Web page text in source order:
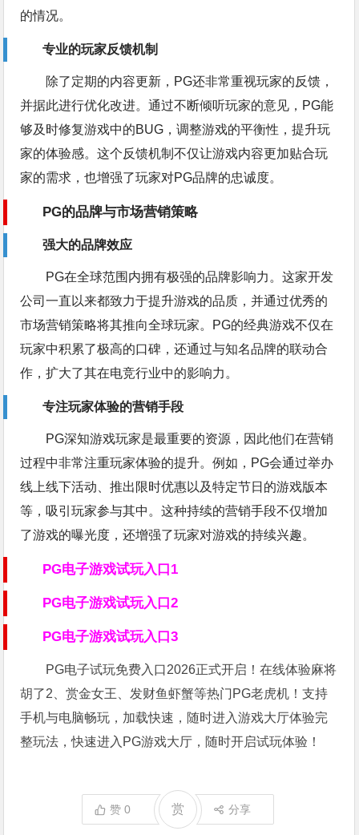
的情况。
专业的玩家反馈机制
除了定期的内容更新，PG还非常重视玩家的反馈，
并据此进行优化改进。通过不断倾听玩家的意见，PG能
够及时修复游戏中的BUG，调整游戏的平衡性，提升玩
家的体验感。这个反馈机制不仅让游戏内容更加贴合玩
家的需求，也增强了玩家对PG品牌的忠诚度。
PG的品牌与市场营销策略
强大的品牌效应
PG在全球范围内拥有极强的品牌影响力。这家开发
公司一直以来都致力于提升游戏的品质，并通过优秀的
市场营销策略将其推向全球玩家。PG的经典游戏不仅在
玩家中积累了极高的口碑，还通过与知名品牌的联动合
作，扩大了其在电竞行业中的影响力。
专注玩家体验的营销手段
PG深知游戏玩家是最重要的资源，因此他们在营销
过程中非常注重玩家体验的提升。例如，PG会通过举办
线上线下活动、推出限时优惠以及特定节日的游戏版本
等，吸引玩家参与其中。这种持续的营销手段不仅增加
了游戏的曝光度，还增强了玩家对游戏的持续兴趣。
PG电子游戏试玩入口1
PG电子游戏试玩入口2
PG电子游戏试玩入口3
PG电子试玩免费入口2026正式开启！在线体验麻将
胡了2、赏金女王、发财鱼虾蟹等热门PG老虎机！支持
手机与电脑畅玩，加载快速，随时进入游戏大厅体验完
整玩法，快速进入PG游戏大厅，随时开启试玩体验！
赞0 赏 分享